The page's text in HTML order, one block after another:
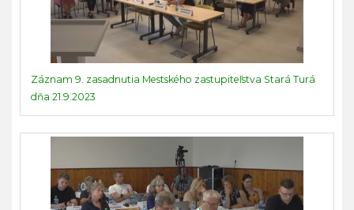
Záznam 9. zasadnutia Mestského zastupiteľstva Stará Turá
dňa 21.9.2023